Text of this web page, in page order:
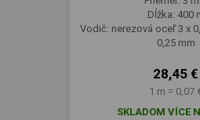
Dĺžka: 400
Vodič: nerezová oceľ 3 x
0,25 mm
28,45 €
1 m = 0,07
SKLADOM VÍCE